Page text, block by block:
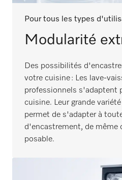
Pour tous les types
Modularité
Des possibilités
votre cuisine : Les lave-
professionnels s'adaptent
cuisine. Leur grande
permet de s'adapter à
d'encastrement, de même
posable.